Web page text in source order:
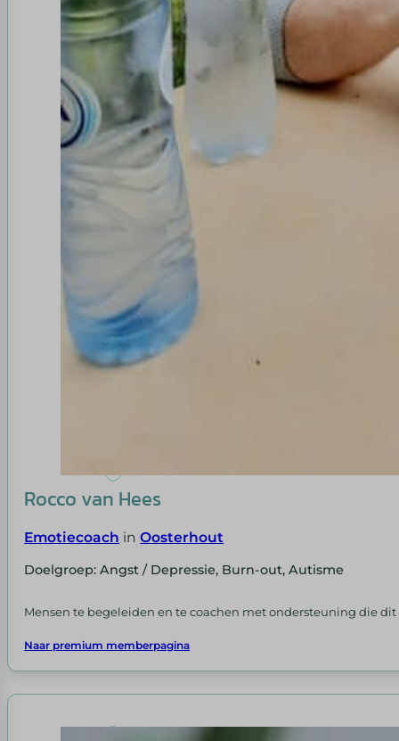
Rocco van Hees
Emotiecoach inOosterhout
Doelgroep: Angst / Depressie, Burn-out, Autisme
Mensen te begeleiden en te coachen met ondersteuning die
Naar premium memberpagina